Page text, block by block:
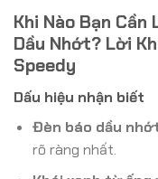
Khi Nào Bạn Cần
Dầu Nhớt? Lời
Speedy
Dấu hiệu nhận biết
Đèn báo dầu
rõ ràng nhất.